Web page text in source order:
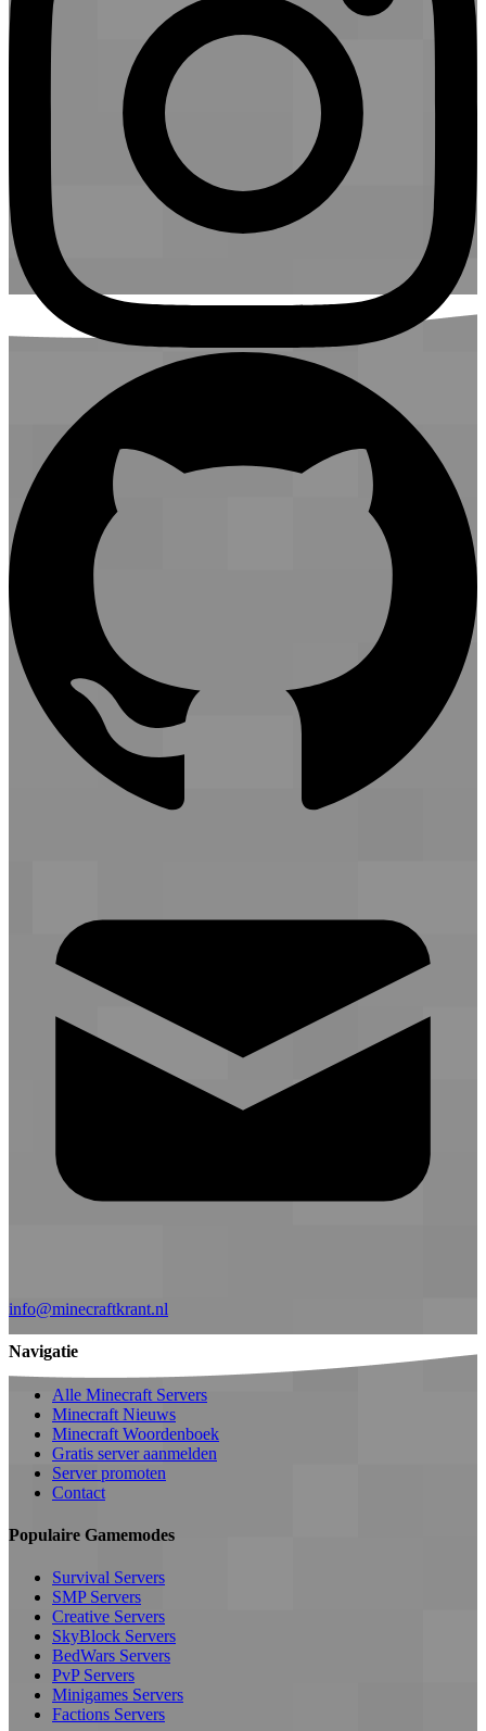
info@minecraftkrant.nl
Navigatie
Alle Minecraft Servers
Minecraft Nieuws
Minecraft Woordenboek
Gratis server aanmelden
Server promoten
Contact
Populaire Gamemodes
Survival Servers
SMP Servers
Creative Servers
SkyBlock Servers
BedWars Servers
PvP Servers
Minigames Servers
Factions Servers